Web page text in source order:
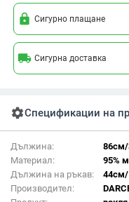
lock Сигурно плащане
local_shipping Сигурна доставка
settingsСпецификации на
Дължина:
86см/
Материал:
95%
Дължина на ръкав:
44см/
Производител: